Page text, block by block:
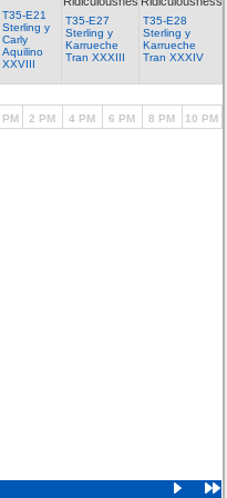
T35-E21
Sterling y
Carly
Aquilino
XXVIII
T35-E27
Sterling y
Karrueche
Tran XXXIII
T35-E28
Sterling y
Karrueche
Tran XXXIV
PM 2 PM 4 PM 6 PM 8 PM 10 PM